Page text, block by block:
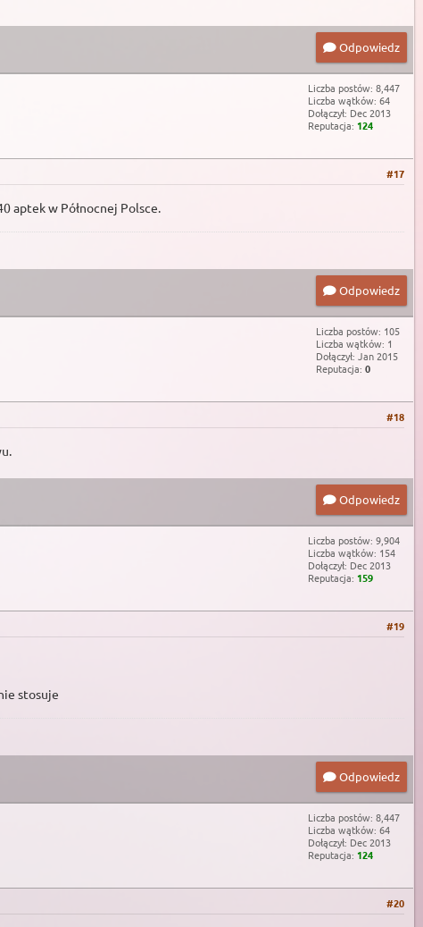
Odpowiedz
Liczba postów: 8,447
Liczba wątków: 64
Dołączył: Dec 2013
Reputacja: 124
#17
aptek w Północnej Polsce.
Odpowiedz
Liczba postów: 105
Liczba wątków: 1
Dołączył: Jan 2015
Reputacja: 0
#18
Odpowiedz
Liczba postów: 9,904
Liczba wątków: 154
Dołączył: Dec 2013
Reputacja: 159
#19
stosuje
Odpowiedz
Liczba postów: 8,447
Liczba wątków: 64
Dołączył: Dec 2013
Reputacja: 124
#20